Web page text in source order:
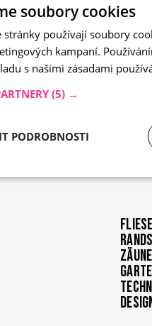
Technische
Beton
soubory cookies
stránky používají soubory
kampaní.
s našimi zásadami
(5) →
PODROBNOSTI
nutné soubory
Nezbytně nutné
soubory cookie umožňují základní